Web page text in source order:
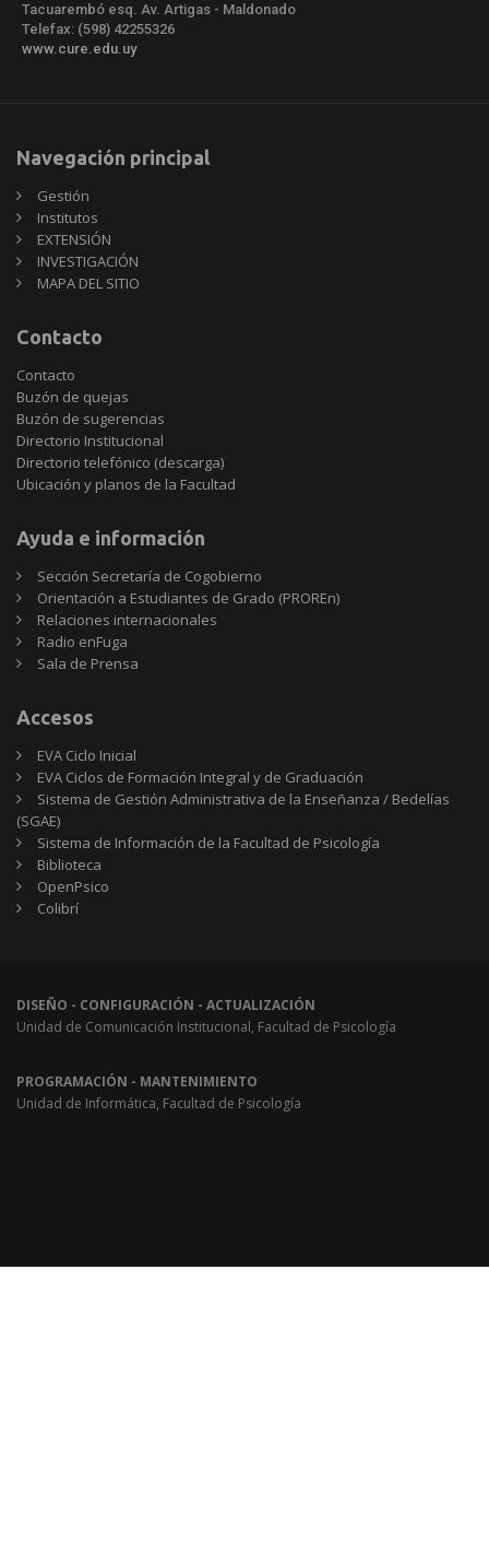
Tacuarembó esq. Av. Artigas - Maldonado
Telefax: (598) 42255326
www.cure.edu.uy
Navegación principal
Gestión
Institutos
EXTENSIÓN
INVESTIGACIÓN
MAPA DEL SITIO
Contacto
Contacto
Buzón de quejas
Buzón de sugerencias
Directorio Institucional
Directorio telefónico (descarga)
Ubicación y planos de la Facultad
Ayuda e información
Sección Secretaría de Cogobierno
Orientación a Estudiantes de Grado (PROREn)
Relaciones internacionales
Radio enFuga
Sala de Prensa
Accesos
EVA Ciclo Inicial
EVA Ciclos de Formación Integral y de Graduación
Sistema de Gestión Administrativa de la Enseñanza / Bedelías
(SGAE)
Sistema de Información de la Facultad de Psicología
Biblioteca
OpenPsico
Colibrí
DISEÑO - CONFIGURACIÓN - ACTUALIZACIÓN
Unidad de Comunicación Institucional, Facultad de Psicología
PROGRAMACIÓN - MANTENIMIENTO
Unidad de Informática, Facultad de Psicología